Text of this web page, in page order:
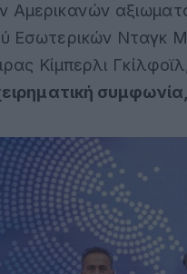
Αμερικανών
Εσωτερικών Νταγκ
Κίμπερλι